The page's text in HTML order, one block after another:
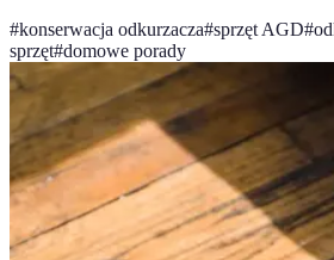
#konserwacja odkurzacza#sprzęt AGD#
sprzęt#domowe porady